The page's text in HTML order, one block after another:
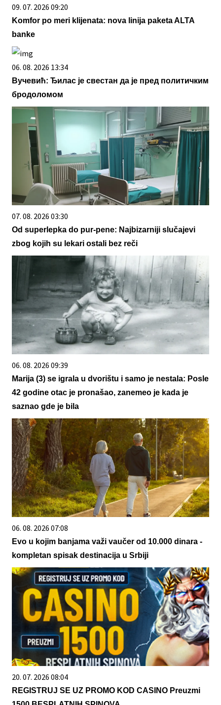
09. 07. 2026 09:20
Komfor po meri klijenata: nova linija paketa ALTA
banke
06. 08. 2026 13:34
Вучевић: Ђилас је свестан да је пред политичким
бродоломом
07. 08. 2026 03:30
Od superlepka do pur-pene: Najbizarniji slučajevi
zbog kojih su lekari ostali bez reči
06. 08. 2026 09:39
Marija (3) se igrala u dvorištu i samo je nestala: Posle
42 godine otac je pronašao, zanemeo je kada je
saznao gde je bila
06. 08. 2026 07:08
Evo u kojim banjama važi vaučer od 10.000 dinara -
kompletan spisak destinacija u Srbiji
20. 07. 2026 08:04
REGISTRUJ SE UZ PROMO KOD CASINO Preuzmi